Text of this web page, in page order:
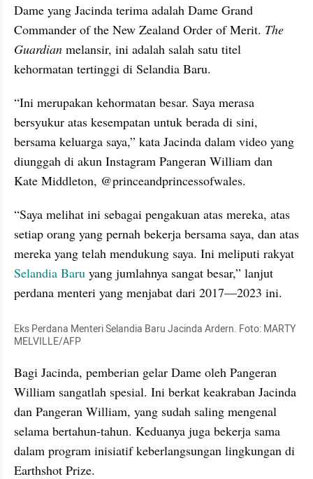
Dame yang Jacinda terima adalah Dame Grand
Commander of the New Zealand Order of Merit. The
Guardian melansir, ini adalah salah satu titel
kehormatan tertinggi di Selandia Baru.
“Ini merupakan kehormatan besar. Saya merasa
bersyukur atas kesempatan untuk berada di sini,
bersama keluarga saya,” kata Jacinda dalam video yang
diunggah di akun Instagram Pangeran William dan
Kate Middleton, @princeandprincessofwales.
“Saya melihat ini sebagai pengakuan atas mereka, atas
setiap orang yang pernah bekerja bersama saya, dan atas
Selandia Baru yang jumlahnya sangat besar,” lanjut
perdana menteri yang menjabat dari 2017—2023 ini.
Eks Perdana Menteri Selandia Baru Jacinda Ardern. Foto: MARTY
MELVILLE/AFP
Bagi Jacinda, pemberian gelar Dame oleh Pangeran
William sangatlah spesial. Ini berkat keakraban Jacinda
dan Pangeran William, yang sudah saling mengenal
selama bertahun-tahun. Keduanya juga bekerja sama
dalam program inisiatif keberlangsungan lingkungan di
Earthshot Prize.